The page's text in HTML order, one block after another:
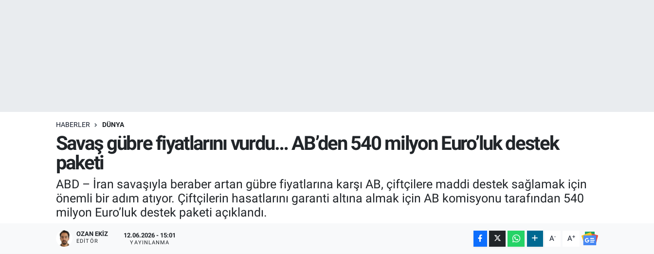
HABERLER DÜNYA
Savaş gübre fiyatlarını vurdu… AB’den 540 milyon Euro’luk destek
paketi
ABD – İran savaşıyla beraber artan gübre fiyatlarına karşı AB, çiftçilere maddi destek sağlamak için
önemli bir adım atıyor. Çiftçilerin hasatlarını garanti altına almak için AB komisyonu tarafından 540
milyon Euro’luk destek paketi açıklandı.
OZAN EKIZ
EDITÖR
12.06.2026 - 15:01
YAYINLANMA A- A+